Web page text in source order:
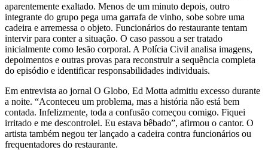
aparentemente exaltado. Menos de um minuto depois, outro
integrante do grupo pega uma garrafa de vinho, sobe sobre uma
cadeira e arremessa o objeto. Funcionários do restaurante tentam
intervir para conter a situação. O caso passou a ser tratado
inicialmente como lesão corporal. A Polícia Civil analisa imagens,
depoimentos e outras provas para reconstruir a sequência completa
do episódio e identificar responsabilidades individuais.
Em entrevista ao jornal O Globo, Ed Motta admitiu excesso durante
a noite. “Aconteceu um problema, mas a história não está bem
contada. Infelizmente, toda a confusão começou comigo. Fiquei
irritado e me descontrolei. Eu estava bêbado”, afirmou o cantor. O
artista também negou ter lançado a cadeira contra funcionários ou
frequentadores do restaurante.